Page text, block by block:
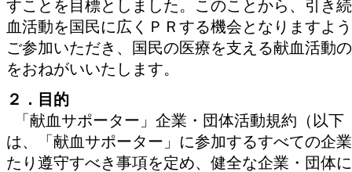
すことを目標としました。このことから、引き
血活動を国民に広くＰＲする機会となりますよ
ご参加いただき、国民の医療を支える献血活動
をおねがいいたします。
２．目的
「献血サポーター」企業・団体活動規約（以下
は、「献血サポーター」に参加するすべての企
たり遵守すべき事項を定め、健全な企業・団体